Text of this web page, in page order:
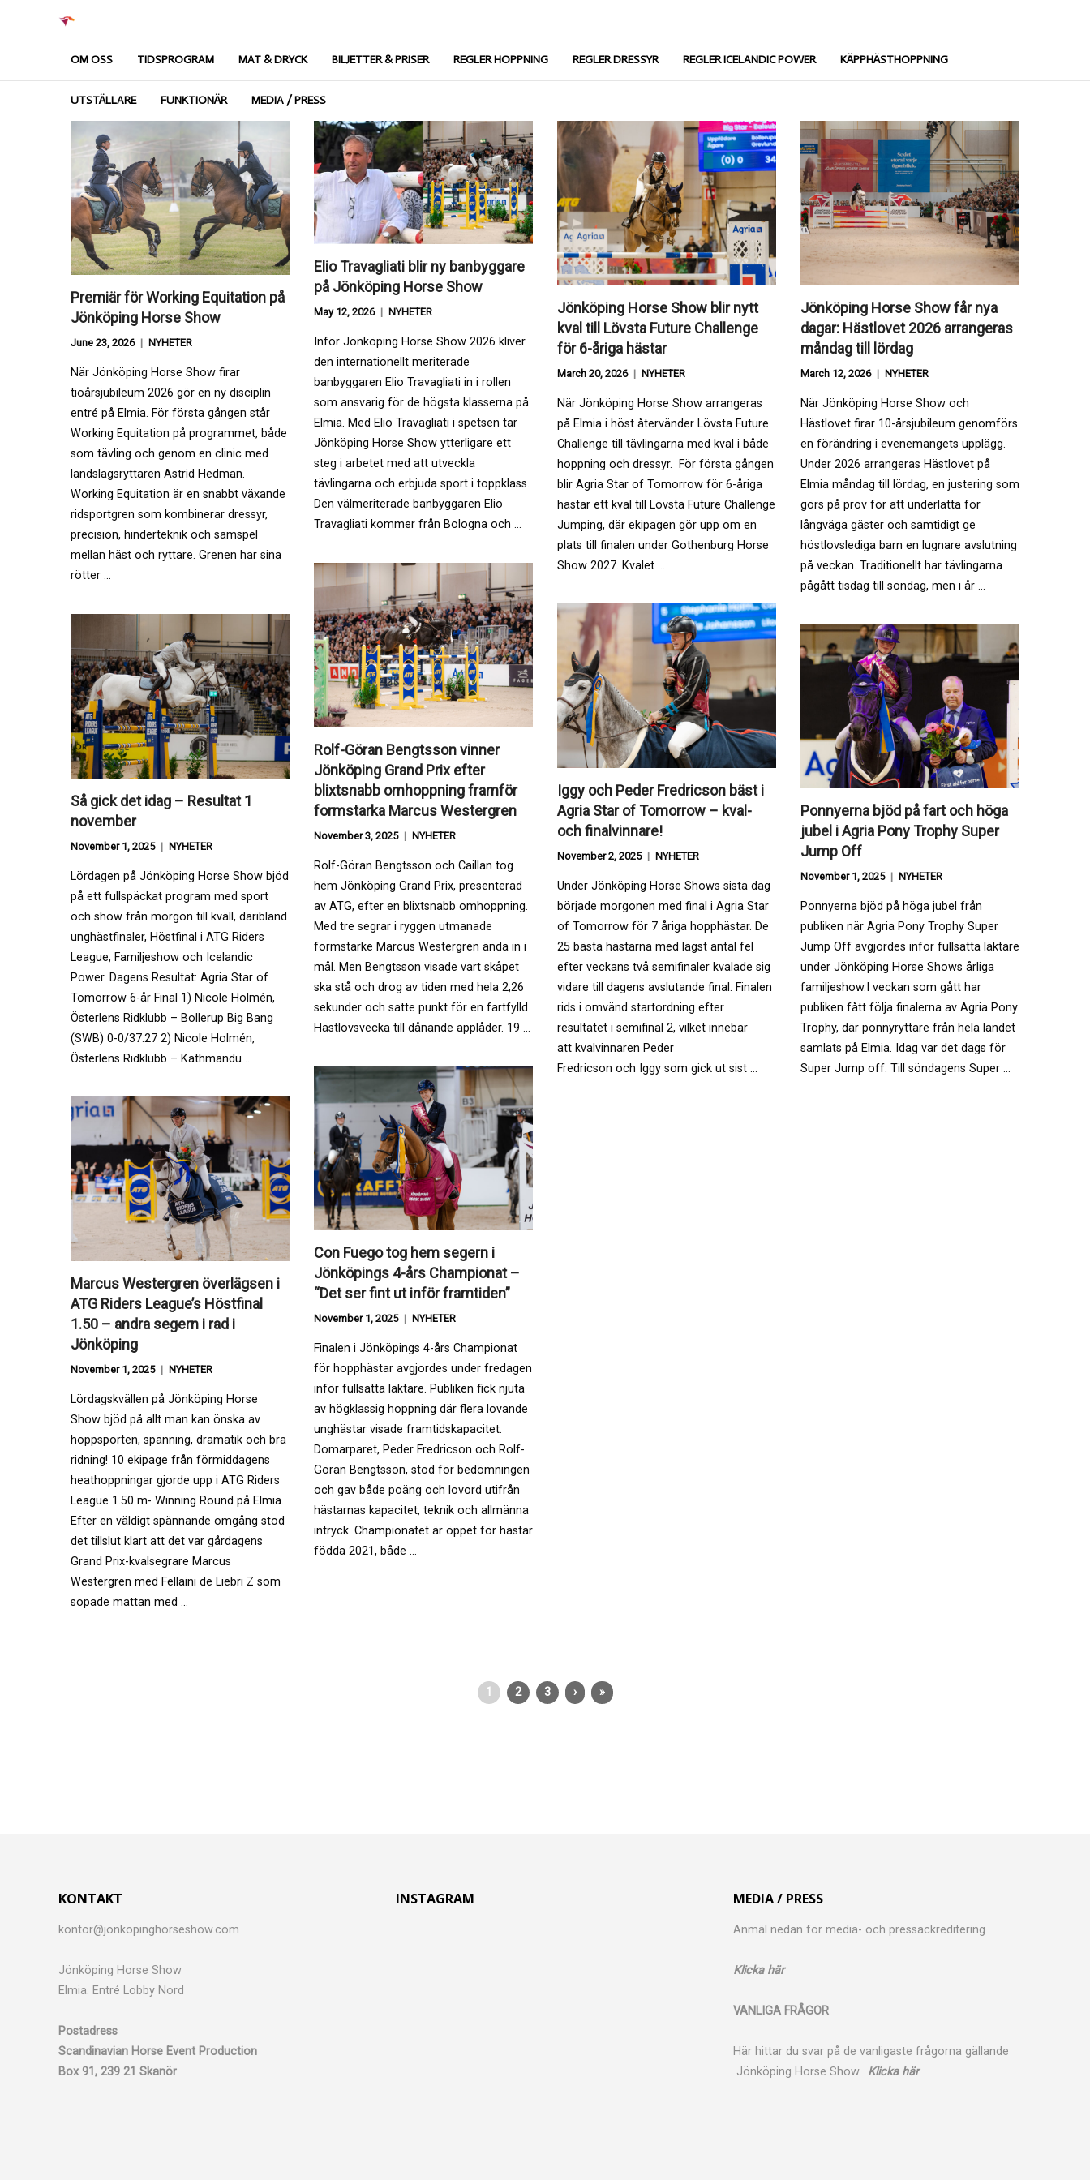
OM OSS TIDSPROGRAM MAT & DRYCK BILJETTER & PRISER REGLER HOPPNING REGLER DRESSYR REGLER ICELANDIC POWER KÄPPHÄSTHOPPNING
UTSTÄLLARE FUNKTIONÄR MEDIA / PRESS
Premiär för Working Equitation på
Jönköping Horse Show
June 23, 2026 NYHETER
När Jönköping Horse Show firar
tioårsjubileum 2026 gör en ny disciplin
entré på Elmia. För första gången står
Working Equitation på programmet, både
som tävling och genom en clinic med
landslagsryttaren Astrid Hedman.
Working Equitation är en snabbt växande
ridsportgren som kombinerar dressyr,
precision, hinderteknik och samspel
mellan häst och ryttare. Grenen har sina
rötter …
Elio Travagliati blir ny banbyggare
på Jönköping Horse Show
May 12, 2026 NYHETER
Inför Jönköping Horse Show 2026 kliver
den internationellt meriterade
banbyggaren Elio Travagliati in i rollen
som ansvarig för de högsta klasserna på
Elmia. Med Elio Travagliati i spetsen tar
Jönköping Horse Show ytterligare ett
steg i arbetet med att utveckla
tävlingarna och erbjuda sport i toppklass.
Den välmeriterade banbyggaren Elio
Travagliati kommer från Bologna och …
Jönköping Horse Show blir nytt
kval till Lövsta Future Challenge
för 6-åriga hästar
March 20, 2026 NYHETER
När Jönköping Horse Show arrangeras
på Elmia i höst återvänder Lövsta Future
Challenge till tävlingarna med kval i både
hoppning och dressyr. För första gången
blir Agria Star of Tomorrow för 6-åriga
hästar ett kval till Lövsta Future Challenge
Jumping, där ekipagen gör upp om en
plats till finalen under Gothenburg Horse
Show 2027. Kvalet …
Jönköping Horse Show får nya
dagar: Hästlovet 2026 arrangeras
måndag till lördag
March 12, 2026 NYHETER
När Jönköping Horse Show och
Hästlovet firar 10-årsjubileum genomförs
en förändring i evenemangets upplägg.
Under 2026 arrangeras Hästlovet på
Elmia måndag till lördag, en justering som
görs på prov för att underlätta för
långväga gäster och samtidigt ge
höstlovslediga barn en lugnare avslutning
på veckan. Traditionellt har tävlingarna
pågått tisdag till söndag, men i år …
Rolf-Göran Bengtsson vinner
Jönköping Grand Prix efter
blixtsnabb omhoppning framför
formstarka Marcus Westergren
November 3, 2025 NYHETER
Rolf-Göran Bengtsson och Caillan tog
hem Jönköping Grand Prix, presenterad
av ATG, efter en blixtsnabb omhoppning.
Med tre segrar i ryggen utmanade
formstarke Marcus Westergren ända in i
mål. Men Bengtsson visade vart skåpet
ska stå och drog av tiden med hela 2,26
sekunder och satte punkt för en fartfylld
Hästlovsvecka till dånande applåder. 19 …
Iggy och Peder Fredricson bäst i
Agria Star of Tomorrow – kval-
och finalvinnare!
November 2, 2025 NYHETER
Under Jönköping Horse Shows sista dag
började morgonen med final i Agria Star
of Tomorrow för 7 åriga hopphästar. De
25 bästa hästarna med lägst antal fel
efter veckans två semifinaler kvalade sig
vidare till dagens avslutande final. Finalen
rids i omvänd startordning efter
resultatet i semifinal 2, vilket innebar
att kvalvinnaren Peder
Fredricson och Iggy som gick ut sist …
Så gick det idag – Resultat 1
november
November 1, 2025 NYHETER
Lördagen på Jönköping Horse Show bjöd
på ett fullspäckat program med sport
och show från morgon till kväll, däribland
unghästfinaler, Höstfinal i ATG Riders
League, Familjeshow och Icelandic
Power. Dagens Resultat: Agria Star of
Tomorrow 6-år Final 1) Nicole Holmén,
Österlens Ridklubb – Bollerup Big Bang
(SWB) 0-0/37.27 2) Nicole Holmén,
Österlens Ridklubb – Kathmandu …
Ponnyerna bjöd på fart och höga
jubel i Agria Pony Trophy Super
Jump Off
November 1, 2025 NYHETER
Ponnyerna bjöd på höga jubel från
publiken när Agria Pony Trophy Super
Jump Off avgjordes inför fullsatta läktare
under Jönköping Horse Shows årliga
familjeshow.I veckan som gått har
publiken fått följa finalerna av Agria Pony
Trophy, där ponnyryttare från hela landet
samlats på Elmia. Idag var det dags för
Super Jump off. Till söndagens Super …
Con Fuego tog hem segern i
Jönköpings 4-års Championat –
“Det ser fint ut inför framtiden”
November 1, 2025 NYHETER
Finalen i Jönköpings 4-års Championat
för hopphästar avgjordes under fredagen
inför fullsatta läktare. Publiken fick njuta
av högklassig hoppning där flera lovande
unghästar visade framtidskapacitet.
Domarparet, Peder Fredricson och Rolf-
Göran Bengtsson, stod för bedömningen
och gav både poäng och lovord utifrån
hästarnas kapacitet, teknik och allmänna
intryck. Championatet är öppet för hästar
födda 2021, både …
Marcus Westergren överlägsen i
ATG Riders League’s Höstfinal
1.50 – andra segern i rad i
Jönköping
November 1, 2025 NYHETER
Lördagskvällen på Jönköping Horse
Show bjöd på allt man kan önska av
hoppsporten, spänning, dramatik och bra
ridning! 10 ekipage från förmiddagens
heathoppningar gjorde upp i ATG Riders
League 1.50 m- Winning Round på Elmia.
Efter en väldigt spännande omgång stod
det tillslut klart att det var gårdagens
Grand Prix-kvalsegrare Marcus
Westergren med Fellaini de Liebri Z som
sopade mattan med …
1 2 3 › »
KONTAKT
kontor@jonkopinghorseshow.com
Jönköping Horse Show
Elmia. Entré Lobby Nord
Postadress
Scandinavian Horse Event Production
Box 91, 239 21 Skanör
INSTAGRAM MEDIA / PRESS
Anmäl nedan för media- och pressackreditering
Klicka här
VANLIGA FRÅGOR
Här hittar du svar på de vanligaste frågorna gällande
Jönköping Horse Show. Klicka här